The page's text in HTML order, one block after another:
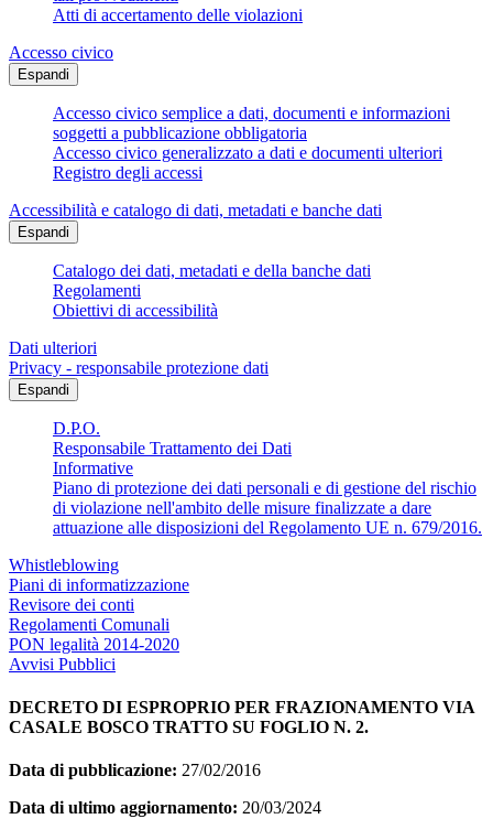
Atti di accertamento delle violazioni
Accesso civico
Espandi
Accesso civico semplice a dati, documenti e informazioni
soggetti a pubblicazione obbligatoria
Accesso civico generalizzato a dati e documenti ulteriori
Registro degli accessi
Accessibilità e catalogo di dati, metadati e banche dati
Espandi
Catalogo dei dati, metadati e della banche dati
Regolamenti
Obiettivi di accessibilità
Dati ulteriori
Privacy - responsabile protezione dati
Espandi
D.P.O.
Responsabile Trattamento dei Dati
Informative
Piano di protezione dei dati personali e di gestione del rischio
di violazione nell'ambito delle misure finalizzate a dare
attuazione alle disposizioni del Regolamento UE n. 679/2016.
Whistleblowing
Piani di informatizzazione
Revisore dei conti
Regolamenti Comunali
PON legalità 2014-2020
Avvisi Pubblici
DECRETO DI ESPROPRIO PER FRAZIONAMENTO VIA
CASALE BOSCO TRATTO SU FOGLIO N. 2.
Data di pubblicazione: 27/02/2016
Data di ultimo aggiornamento: 20/03/2024